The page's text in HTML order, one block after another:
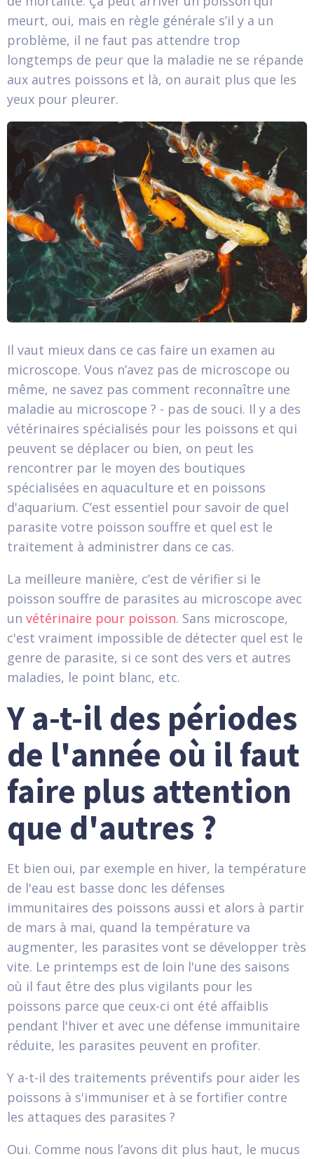
meurt, oui, mais en règle générale s’il y a un
problème, il ne faut pas attendre trop
longtemps de peur que la maladie ne se répande
aux autres poissons et là, on aurait plus que les
yeux pour pleurer.
Il vaut mieux dans ce cas faire un examen au
microscope. Vous n’avez pas de microscope ou
même, ne savez pas comment reconnaître une
maladie au microscope ? - pas de souci. Il y a des
vétérinaires spécialisés pour les poissons et qui
peuvent se déplacer ou bien, on peut les
rencontrer par le moyen des boutiques
spécialisées en aquaculture et en poissons
d'aquarium. C’est essentiel pour savoir de quel
parasite votre poisson souffre et quel est le
traitement à administrer dans ce cas.
La meilleure manière, c’est de vérifier si le
poisson souffre de parasites au microscope avec
un vétérinaire pour poisson. Sans microscope,
c'est vraiment impossible de détecter quel est le
genre de parasite, si ce sont des vers et autres
maladies, le point blanc, etc.
Y a-t-il des périodes
de l'année où il faut
faire plus attention
que d'autres ?
Et bien oui, par exemple en hiver, la température
de l'eau est basse donc les défenses
immunitaires des poissons aussi et alors à partir
de mars à mai, quand la température va
augmenter, les parasites vont se développer très
vite. Le printemps est de loin l'une des saisons
où il faut être des plus vigilants pour les
poissons parce que ceux-ci ont été affaiblis
pendant l'hiver et avec une défense immunitaire
réduite, les parasites peuvent en profiter.
Y a-t-il des traitements préventifs pour aider les
poissons à s'immuniser et à se fortifier contre
les attaques des parasites ?
Oui. Comme nous l’avons dit plus haut, le mucus